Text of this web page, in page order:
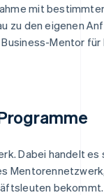
mit
zu den eigenen
Mentor für
Dabei handelt es